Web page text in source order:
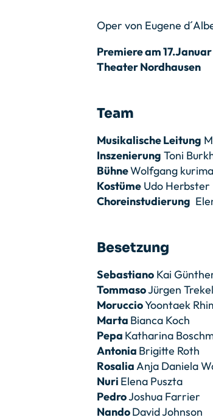
Oper von Eugene
Premiere am
Theater Nordhausen
Team
Musikalische Leitung
Inszenierung Toni
BühneWolfgang
Kostüme Udo Herbster
Choreinstudierung
Besetzung
Sebastiano Kai
TommasoJürgen Trekel
MoruccioYoontaek
Marta Bianca Koch
Pepa Katharina
Antonia Brigitte Roth
RosaliaAnja Daniela
Nuri Elena Puszta
PedroJoshua Farrier
NandoDavid Johnson